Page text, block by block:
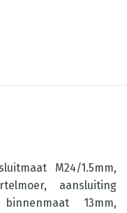
M24/1.5mm,
aansluiting
13mm,